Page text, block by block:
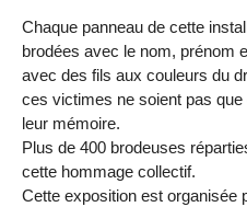
Chaque panneau de cette
brodées avec le nom, prénom
avec des fils aux couleurs du
ces victimes ne soient pas
leur mémoire.
Plus de 400 brodeuses
cette hommage collectif.
Cette exposition est organisée